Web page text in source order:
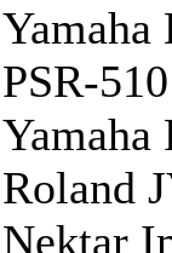
Yamaha
PSR-510
Yamaha
Roland
Nektar